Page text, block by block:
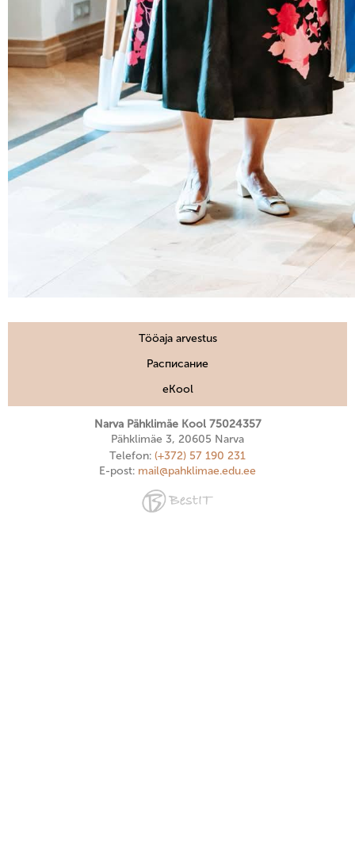
Tööaja arvestus
Расписание
eKool
Narva Pähklimäe Kool 75024357
Pähklimäe 3, 20605 Narva
Telefon: (+372) 57 190 231
E-post: mail@pahklimae.edu.ee